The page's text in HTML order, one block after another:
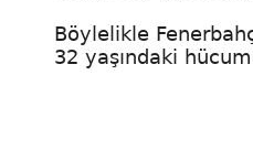
Böylelikle
32 yaşındaki